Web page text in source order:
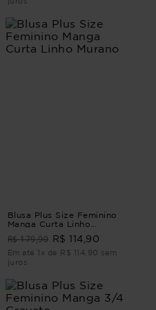
Blusa Plus Size Feminino
Manga Curta Linho
R$ 179,90 R$ 114,90
Em até 1x de R$ 114,90 sem
juros